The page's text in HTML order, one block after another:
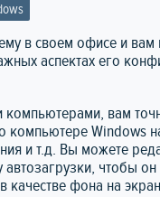
в своем офисе и
аспектах его
компьютерами, вам
Windows
и т.д. Вы можете
чтобы
качестве фона на